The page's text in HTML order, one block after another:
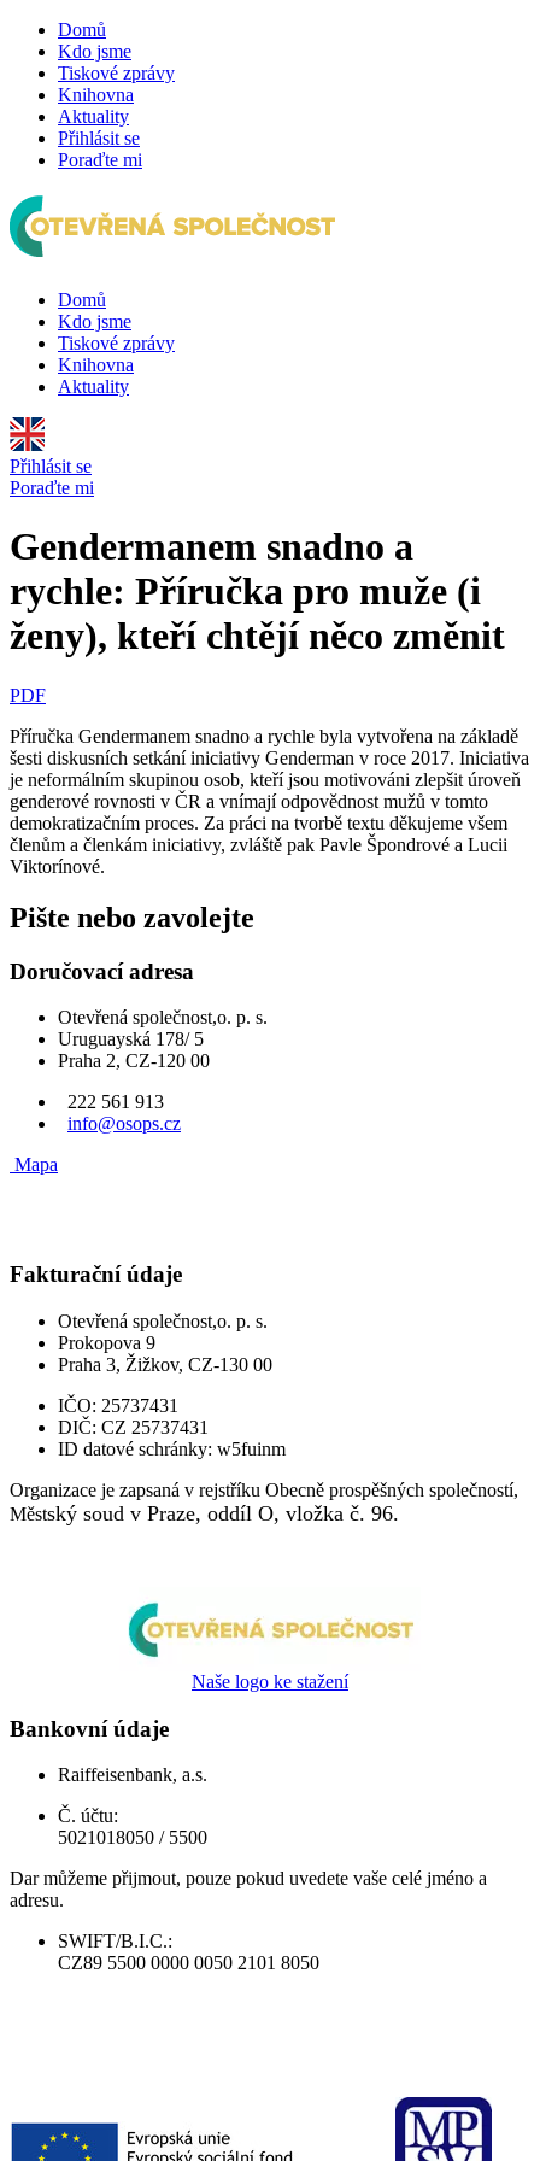
Domů
Kdo jsme
Tiskové zprávy
Knihovna
Aktuality
Přihlásit se
Poraďte mi
Domů
Kdo jsme
Tiskové zprávy
Knihovna
Aktuality
Přihlásit se
Poraďte mi
Gendermanem snadno a
rychle: Příručka pro muže (i
ženy), kteří chtějí něco změnit
PDF
Příručka Gendermanem snadno a rychle byla vytvořena na základě
šesti diskusních setkání iniciativy Genderman v roce 2017. Iniciativa
je neformálním skupinou osob, kteří jsou motivováni zlepšit úroveň
genderové rovnosti v ČR a vnímají odpovědnost mužů v tomto
demokratizačním proces. Za práci na tvorbě textu děkujeme všem
členům a členkám iniciativy, zvláště pak Pavle Špondrové a Lucii
Viktorínové.
Pište nebo zavolejte
Doručovací adresa
Otevřená společnost,o. p. s.
Uruguayská 178/ 5
Praha 2, CZ-120 00
222 561 913
info@osops.cz
Mapa
Fakturační údaje
Otevřená společnost,o. p. s.
Prokopova 9
Praha 3, Žižkov, CZ-130 00
IČO: 25737431
DIČ: CZ 25737431
ID datové schránky: w5fuinm
Organizace je zapsaná v rejstříku Obecně prospěšných společností,
Městský soud v Praze, oddíl O, vložka č. 96.
Naše logo ke stažení
Bankovní údaje
Raiffeisenbank, a.s.
Č. účtu:
5021018050 / 5500
Dar můžeme přijmout, pouze pokud uvedete vaše celé jméno a
adresu.
SWIFT/B.I.C.:
CZ89 5500 0000 0050 2101 8050